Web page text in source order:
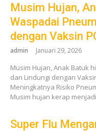
Musim Hujan,
Waspadai
dengan Vaksin
admin Januari 29, 2026
Musim Hujan, Anak Batuk
dan Lindungi dengan
Meningkatnya Risiko
Musim hujan kerap
Super Flu